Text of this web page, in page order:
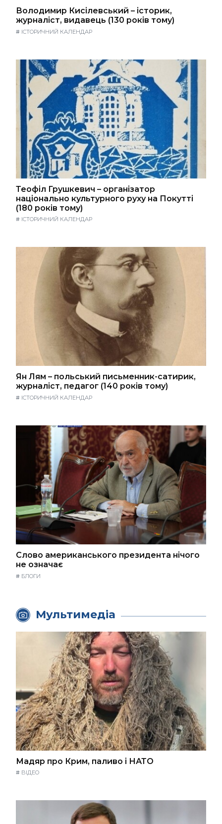
Володимир Кисілевський – історик,
журналіст, видавець (130 років тому)
# ІСТОРИЧНИЙ КАЛЕНДАР
Теофіл Грушкевич – організатор
національно культурного руху на Покутті
(180 років тому)
# ІСТОРИЧНИЙ КАЛЕНДАР
Ян Лям – польський письменник-сатирик,
журналіст, педагог (140 років тому)
# ІСТОРИЧНИЙ КАЛЕНДАР
Слово американського президента нічого
не означає
# БЛОГИ
Мультимедіа
Мадяр про Крим, паливо і НАТО
# ВІДЕО